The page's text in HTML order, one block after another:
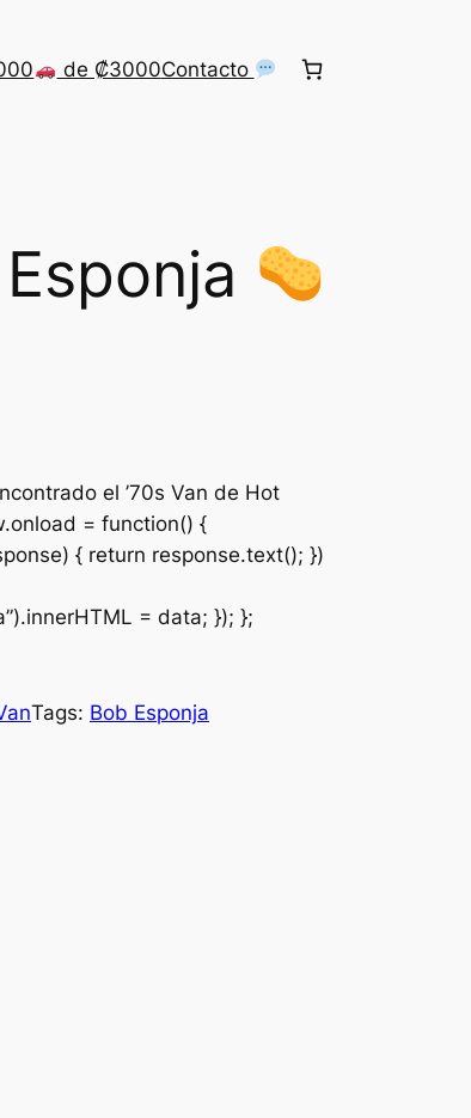
de ₡3000Contacto
el ’70s Van de Hot
= function() {
{ return response.text(); })
= data; }); };
Tags: Bob Esponja